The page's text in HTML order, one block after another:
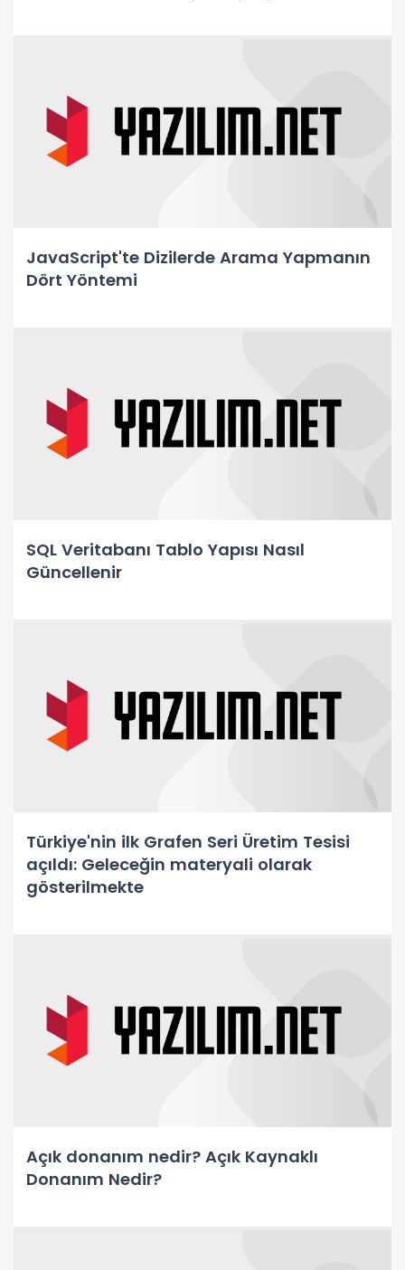
JavaScript'te Dizilerde Arama Yapmanın
Dört Yöntemi
SQL Veritabanı Tablo Yapısı Nasıl
Güncellenir
Türkiye'nin ilk Grafen Seri Üretim Tesisi
açıldı: Geleceğin materyali olarak
gösterilmekte
Açık donanım nedir? Açık Kaynaklı
Donanım Nedir?